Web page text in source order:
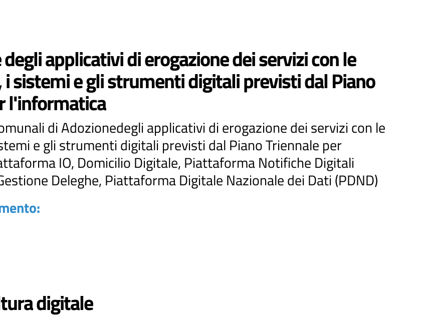
applicativi di erogazione dei servizi con le
sistemi e gli strumenti digitali previsti dal Piano
l'informatica
di Adozionedegli applicativi di erogazione dei servizi con le
e gli strumenti digitali previsti dal Piano Triennale per
IO, Domicilio Digitale, Piattaforma Notifiche Digitali
Deleghe, Piattaforma Digitale Nazionale dei Dati (PDND)
digitale